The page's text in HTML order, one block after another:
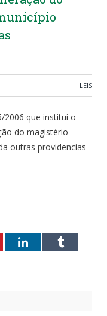
LEIS
2006 que institui o
do magistério
outras providencias
LinkedInTumblr